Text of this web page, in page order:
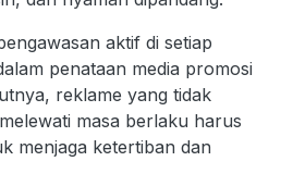
aktif di setiap
penataan media promosi
reklame yang tidak
masa berlaku harus
menjaga ketertiban dan